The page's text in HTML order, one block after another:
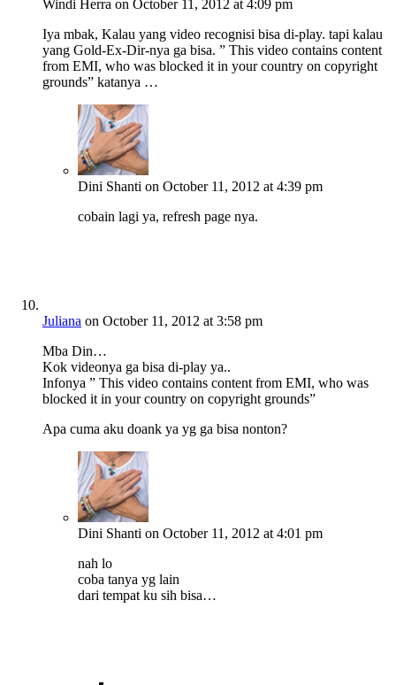
Windi Herra on October 11, 2012 at 4:09 pm
Iya mbak, Kalau yang video recognisi bisa di-play. tapi kalau
yang Gold-Ex-Dir-nya ga bisa. ” This video contains content
from EMI, who was blocked it in your country on copyright
grounds” katanya …
Dini Shanti on October 11, 2012 at 4:39 pm
cobain lagi ya, refresh page nya.
Juliana on October 11, 2012 at 3:58 pm
Mba Din…
Kok videonya ga bisa di-play ya..
Infonya ” This video contains content from EMI, who was
blocked it in your country on copyright grounds”
Apa cuma aku doank ya yg ga bisa nonton?
Dini Shanti on October 11, 2012 at 4:01 pm
nah lo
coba tanya yg lain
dari tempat ku sih bisa…